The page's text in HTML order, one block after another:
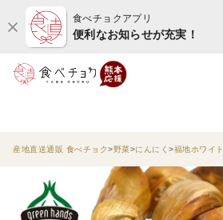
食べチョクアプリ
便利なお知らせが充実！
産地直送通販 食べチョク 野菜 にんにく 福地ホワイト